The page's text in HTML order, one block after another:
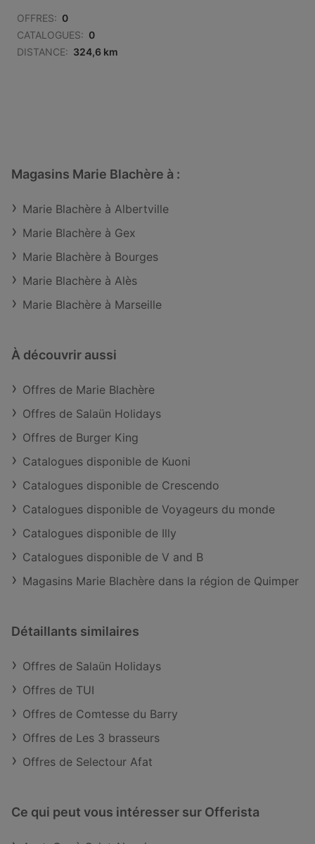
OFFRES: 0
CATALOGUES: 0
DISTANCE: 324,6 km
Magasins Marie Blachère à :
Marie Blachère à Albertville
Marie Blachère à Gex
Marie Blachère à Bourges
Marie Blachère à Alès
Marie Blachère à Marseille
À découvrir aussi
Offres de Marie Blachère
Offres de Salaün Holidays
Offres de Burger King
Catalogues disponible de Kuoni
Catalogues disponible de Crescendo
Catalogues disponible de Voyageurs du monde
Catalogues disponible de Illy
Catalogues disponible de V and B
Magasins Marie Blachère dans la région de Quimper
Détaillants similaires
Offres de Salaün Holidays
Offres de TUI
Offres de Comtesse du Barry
Offres de Les 3 brasseurs
Offres de Selectour Afat
Ce qui peut vous intéresser sur Offerista